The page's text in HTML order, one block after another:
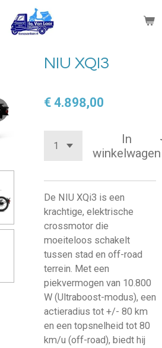
NIU XQI3
€ 4.898,00
In
winkelwagen
De NIU XQi3 is een
krachtige, elektrische
crossmotor die
moeiteloos schakelt
tussen stad en off-road
terrein. Met een
piekvermogen van 10.800
W (Ultraboost-modus), een
actieradius tot +/- 80 km
en een topsnelheid tot 80
km/u (off-road), biedt hij